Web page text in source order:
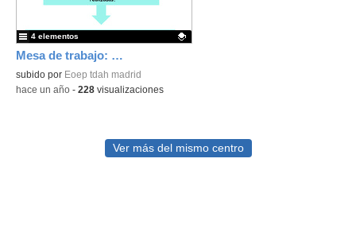
Mesa de trabajo: BAP
Contenido educativo.
subido por Eoep tdah madrid
4 elementos
-hace un año - 228 visualizaciones
Ver más del mismo centro